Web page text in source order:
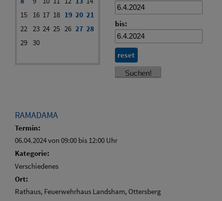
15
16 17 18 19 20 21
22 23 24 25 26 27 28
29 30
bis:
reset
RAMADAMA
Termin:
06.04.2024 von 09:00 bis 12:00 Uhr
Kategorie:
Verschiedenes
Ort:
Rathaus, Feuerwehrhaus Landsham, Ottersberg